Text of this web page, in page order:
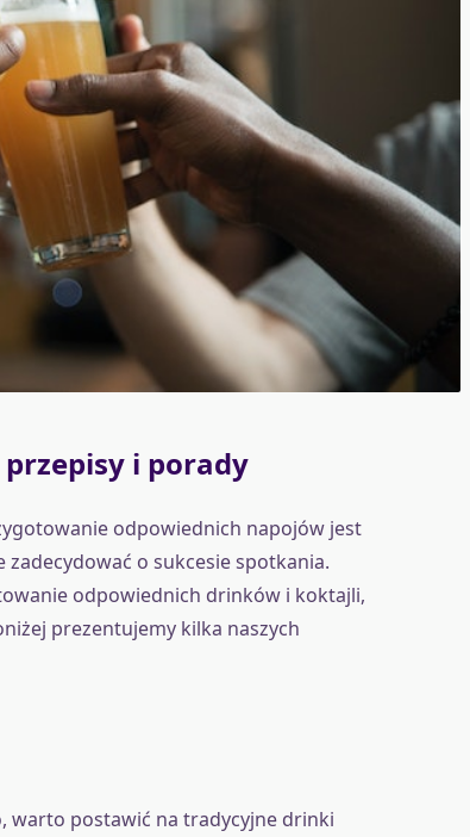
i porady
odpowiednich napojów jest
o sukcesie spotkania.
odpowiednich drinków i koktajli,
prezentujemy kilka naszych
warto postawić na tradycyjne drinki